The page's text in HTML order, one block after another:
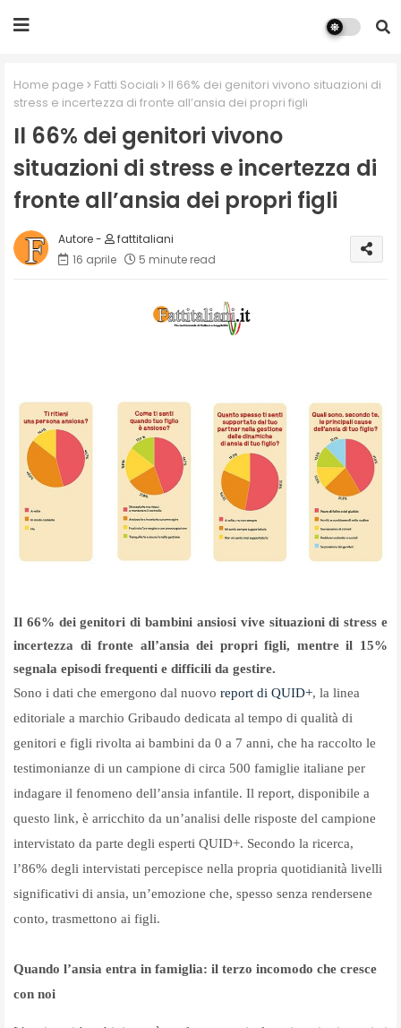
Home page Fatti Sociali
Il 66% dei genitori vivono situazioni di
stress e incertezza di fronte all’ansia dei propri figli
Il 66% dei genitori vivono
situazioni di stress e incertezza di
fronte all’ansia dei propri figli
fattitaliani
16 aprile
5 minute read
Il 66% dei genitori di bambini ansiosi vive situazioni di stress e
incertezza di fronte all’ansia dei propri figli, mentre il 15%
segnala episodi frequenti e difficili da gestire.
Sono i dati che emergono dal nuovo report di QUID+, la linea
editoriale a marchio Gribaudo dedicata al tempo di qualità di
genitori e figli rivolta ai bambini da 0 a 7 anni, che ha raccolto le
testimonianze di un campione di circa 500 famiglie italiane per
indagare il fenomeno dell’ansia infantile. Il report, disponibile a
questo link, è arricchito da un’analisi delle risposte del campione
intervistato da parte degli esperti QUID+. Secondo la ricerca,
l’86% degli intervistati percepisce nella propria quotidianità livelli
significativi di ansia, un’emozione che, spesso senza rendersene
conto, trasmettono ai figli.
Quando l’ansia entra in famiglia: il terzo incomodo che cresce
con noi